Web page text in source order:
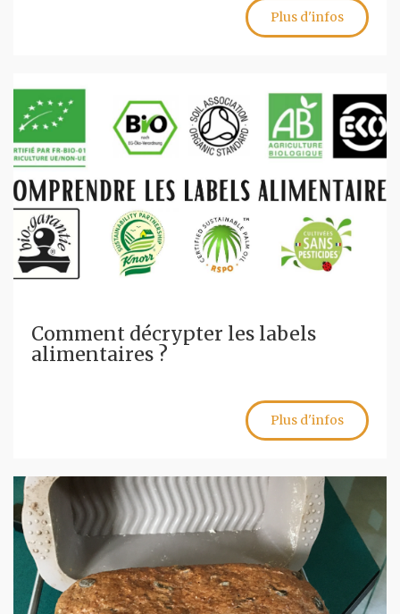
Plus d'infos
Comment décrypter les labels
alimentaires ?
Plus d'infos